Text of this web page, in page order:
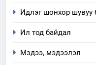
Идлэг шонхор шувуу
Ил тод байдал
Мэдээ, мэдээлэл